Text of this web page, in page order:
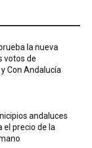
la nueva
votos de
Con Andalucía
andaluces
el precio de la